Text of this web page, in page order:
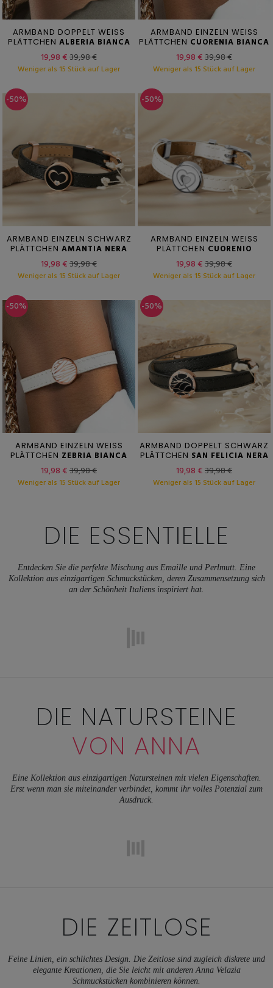
ARMBAND DOPPELT WEISS
PLÄTTCHEN ALBERIA BIANCA
19,98 €39,98 €
Weniger als 15 Stück auf Lager
ARMBAND EINZELN WEISS
PLÄTTCHEN CUORENIA BIANCA
19,98 €39,98 €
Weniger als 15 Stück auf Lager
-50%
ARMBAND EINZELN SCHWARZ
PLÄTTCHEN AMANTIA NERA
19,98 €39,98 €
Weniger als 15 Stück auf Lager
-50%
ARMBAND EINZELN WEISS
PLÄTTCHEN CUORENIO
19,98 €39,98 €
Weniger als 15 Stück auf Lager
-50%
ARMBAND EINZELN WEISS
PLÄTTCHEN ZEBRIA BIANCA
19,98 €39,98 €
Weniger als 15 Stück auf Lager
-50%
ARMBAND DOPPELT SCHWARZ
PLÄTTCHEN SAN FELICIA NERA
19,98 €39,98 €
Weniger als 15 Stück auf Lager
DIE ESSENTIELLE
Entdecken Sie die perfekte Mischung aus Emaille und Perlmutt. Eine
Kollektion aus einzigartigen Schmuckstücken, deren Zusammensetzung sich
an der Schönheit Italiens inspiriert hat.
DIE NATURSTEINE
VON ANNA
Eine Kollektion aus einzigartigen Natursteinen mit vielen Eigenschaften.
Erst wenn man sie miteinander verbindet, kommt ihr volles Potenzial zum
Ausdruck.
DIE ZEITLOSE
Feine Linien, ein schlichtes Design. Die Zeitlose sind zugleich diskrete und
elegante Kreationen, die Sie leicht mit anderen Anna Velazia
Schmuckstücken kombinieren können.